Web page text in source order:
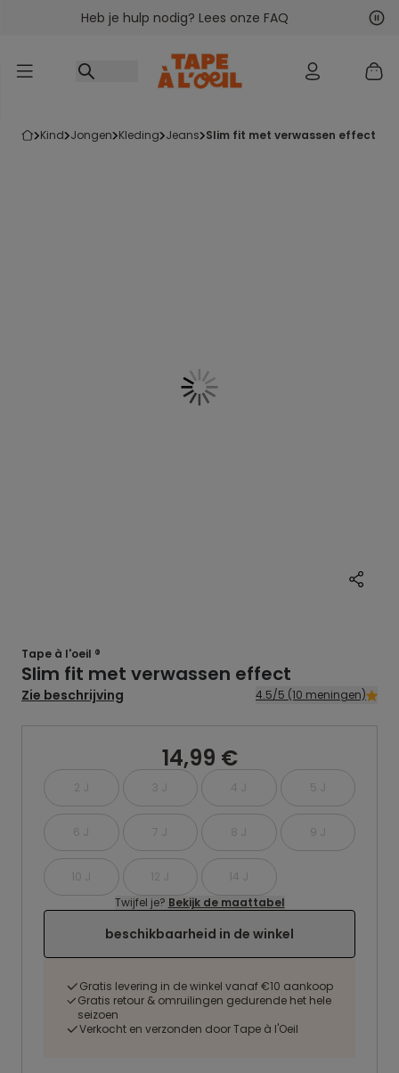
Ga naar inhoudHeb je hulp nodig? Lees onze FAQ
kind jongen kleding jeans slim fit met verwassen effect
Tape à l'oeil ®
Slim fit met verwassen effect
Zie beschrijving 4.5/5 (10 meningen)
14,99 €
2 J 3 J 4 J 5 J
6 J 7 J 8 J 9 J
10 J 12 J
14 J
Twijfel je? Bekijk de maattabel
beschikbaarheid in de winkel
Gratis levering in de winkel vanaf €10 aankoop
Gratis retour & omruilingen gedurende het hele
seizoen
Verkocht en verzonden door Tape à l'Oeil